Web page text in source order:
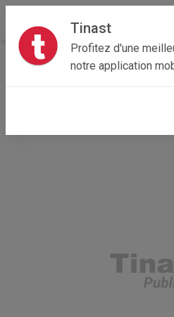
Tinast
Profitez d'une
notre application
Accueil Recherche